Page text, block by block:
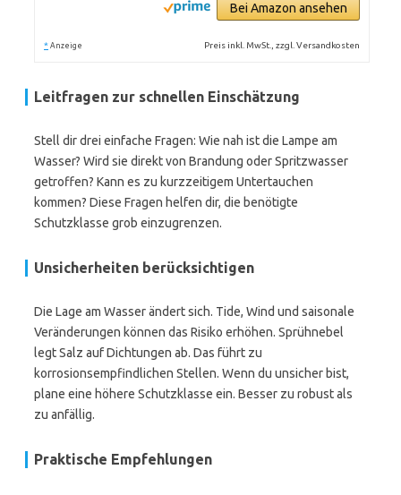
Bei Amazon ansehen
* Anzeige Preis inkl. MwSt., zzgl. Versandkosten
Leitfragen zur schnellen Einschätzung
Stell dir drei einfache Fragen: Wie nah ist die Lampe am
Wasser? Wird sie direkt von Brandung oder Spritzwasser
getroffen? Kann es zu kurzzeitigem Untertauchen
kommen? Diese Fragen helfen dir, die benötigte
Schutzklasse grob einzugrenzen.
Unsicherheiten berücksichtigen
Die Lage am Wasser ändert sich. Tide, Wind und saisonale
Veränderungen können das Risiko erhöhen. Sprühnebel
legt Salz auf Dichtungen ab. Das führt zu
korrosionsempfindlichen Stellen. Wenn du unsicher bist,
plane eine höhere Schutzklasse ein. Besser zu robust als
zu anfällig.
Praktische Empfehlungen